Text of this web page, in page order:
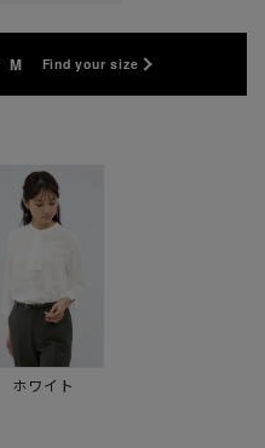
M Find your size
ホワイト